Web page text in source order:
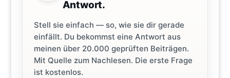
Antwort.
Stell sie einfach — so, wie sie dir gerade
einfällt. Du bekommst eine Antwort aus
meinen über 20.000 geprüften Beiträgen.
Mit Quelle zum Nachlesen. Die erste Frage
ist kostenlos.